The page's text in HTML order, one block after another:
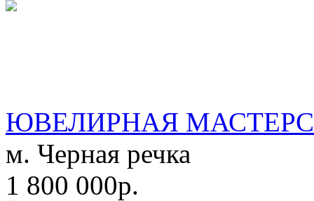
ЮВЕЛИРНАЯ
м. Черная речка
1 800 000р.